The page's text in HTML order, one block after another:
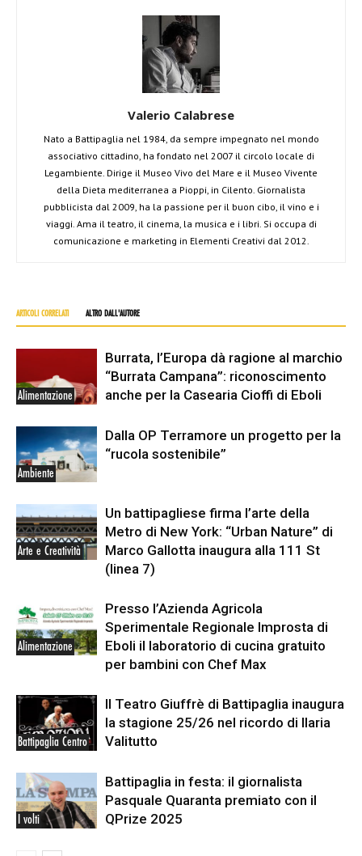
Valerio Calabrese
Nato a Battipaglia nel 1984, da sempre impegnato nel mondo
associativo cittadino, ha fondato nel 2007 il circolo locale di
Legambiente. Dirige il Museo Vivo del Mare e il Museo Vivente
della Dieta mediterranea a Pioppi, in Cilento. Giornalista
pubblicista dal 2009, ha la passione per il buon cibo, il vino e i
viaggi. Ama il teatro, il cinema, la musica e i libri. Si occupa di
comunicazione e marketing in Elementi Creativi dal 2012.
ARTICOLI CORRELATI ALTRO DALL'AUTORE
Alimentazione
Burrata, l’Europa dà ragione al marchio
“Burrata Campana”: riconoscimento
anche per la Casearia Cioffi di Eboli
Ambiente
Dalla OP Terramore un progetto per la
“rucola sostenibile”
Arte e Creatività
Un battipagliese firma l’arte della
Metro di New York: “Urban Nature” di
Marco Gallotta inaugura alla 111 St
(linea 7)
Alimentazione
Presso l’Azienda Agricola
Sperimentale Regionale Improsta di
Eboli il laboratorio di cucina gratuito
per bambini con Chef Max
Battipaglia Centro
Il Teatro Giuffrè di Battipaglia inaugura
la stagione 25/26 nel ricordo di Ilaria
Valitutto
I volti
Battipaglia in festa: il giornalista
Pasquale Quaranta premiato con il
QPrize 2025